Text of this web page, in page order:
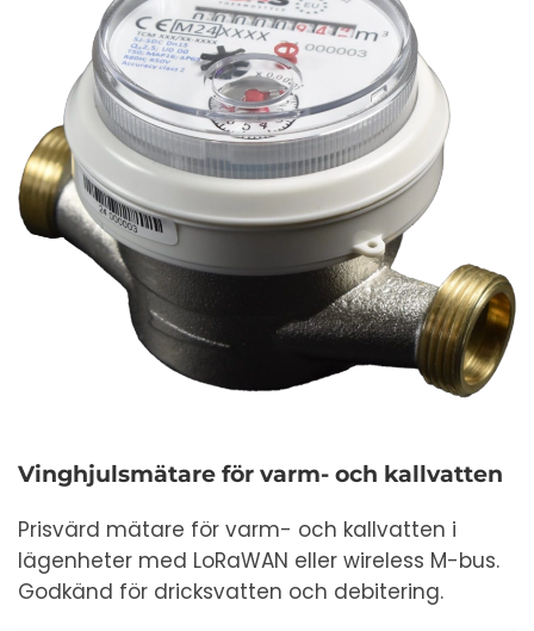
Vinghjulsmätare för varm- och kallvatten
Prisvärd mätare för varm- och kallvatten i
lägenheter med LoRaWAN eller wireless M-bus.
Godkänd för dricksvatten och debitering.